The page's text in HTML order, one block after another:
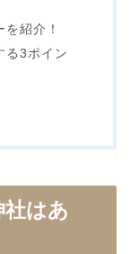
紹介！
る3ポイン
はあ